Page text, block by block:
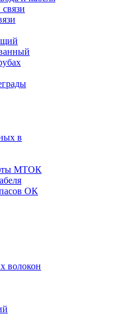
в
МТОК
ОК
волокон